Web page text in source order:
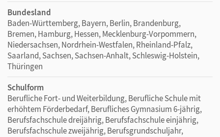
Bundesland
Baden-Württemberg, Bayern, Berlin, Brandenburg,
Bremen, Hamburg, Hessen, Mecklenburg-Vorpommern,
Niedersachsen, Nordrhein-Westfalen, Rheinland-Pfalz,
Saarland, Sachsen, Sachsen-Anhalt, Schleswig-Holstein,
Thüringen
Schulform
Berufliche Fort- und Weiterbildung, Berufliche Schule mit
erhöhtem Förderbedarf, Berufliches Gymnasium 6-jährig,
Berufsfachschule dreijährig, Berufsfachschule einjährig,
Berufsfachschule zweijährig, Berufsgrundschuljahr,